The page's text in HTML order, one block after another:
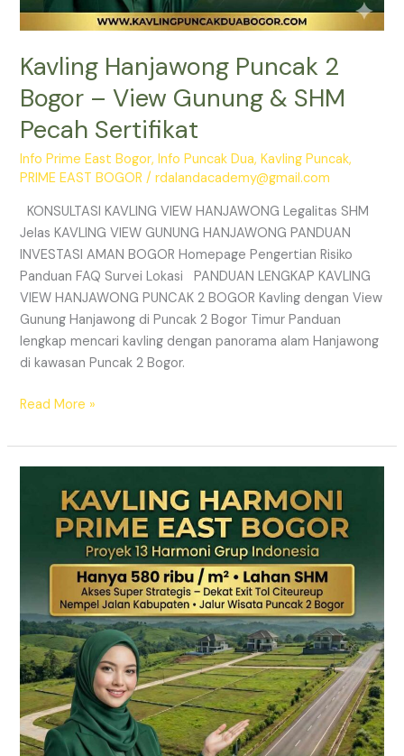
Kavling Hanjawong Puncak 2
Bogor – View Gunung & SHM
Pecah Sertifikat
Info Prime East Bogor,Info Puncak Dua,Kavling Puncak,
PRIME EAST BOGOR /rdalandacademy@gmail.com
KONSULTASI KAVLING VIEW HANJAWONG Legalitas SHM
Jelas KAVLING VIEW GUNUNG HANJAWONG PANDUAN
INVESTASI AMAN BOGOR Homepage Pengertian Risiko
Panduan FAQ Survei Lokasi PANDUAN LENGKAP KAVLING
VIEW HANJAWONG PUNCAK 2 BOGOR Kavling dengan View
Gunung Hanjawong di Puncak 2 Bogor Timur Panduan
lengkap mencari kavling dengan panorama alam Hanjawong
di kawasan Puncak 2 Bogor.
Read More »
Puncak
Jalur
Wisata